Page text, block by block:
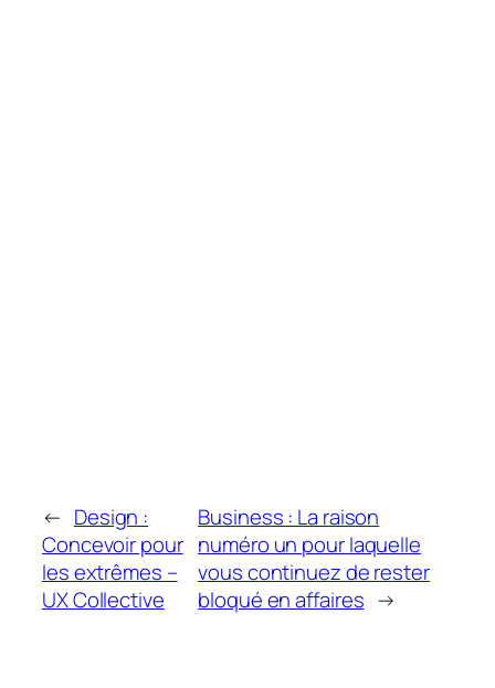
← Design :
Concevoir pour
les extrêmes –
UX Collective
Business : La raison
numéro un pour laquelle
vous continuez de rester
bloqué en affaires →